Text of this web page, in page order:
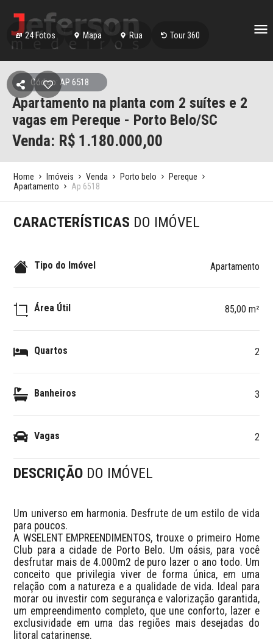
24Fotos Mapa Rua Tour 360
Código: AP 6518
Apartamento na planta com 2 suítes e 2
vagas em Pereque - Porto Belo/SC
Venda: R$ 1.180.000,00
Home Imóveis Venda Porto belo
Pereque
Apartamento
Ap 6518
CARACTERÍSTICAS DO IMÓVEL
Tipo do Imóvel Apartamento
Área Útil 85,00 m²
Quartos 2
Banheiros 3
Vagas 2
DESCRIÇÃO DO IMÓVEL
Um universo em harmonia. Desfrute de um estilo de vida
para poucos.
A WSELENT EMPREENDIMENTOS, trouxe o primeiro Home
Club para a cidade de Porto Belo. Um oásis, para você
desfrutar mais de 4.000m2 de puro lazer o ano todo. Um
conceito que privilegia viver de forma única, em uma
relação com a natureza e a qualidade de vida. Ideal para
morar ou investir com segurança e valorização garantida,
um empreendimento completo, que une conforto, lazer e
exclusividade em uma das regiões mais desejadas do
litoral catarinense.